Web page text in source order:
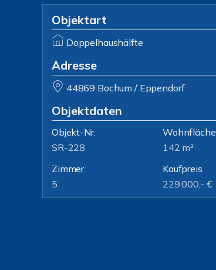
Objektart
Doppelhaushälfte
Adresse
44869 Bochum / Eppendorf
Objektdaten
Objekt-Nr.
SR-228
Wohnfläche
142 m²
Zimmer
5
Kaufpreis
229.000,- €